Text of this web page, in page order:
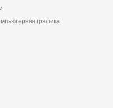
графика